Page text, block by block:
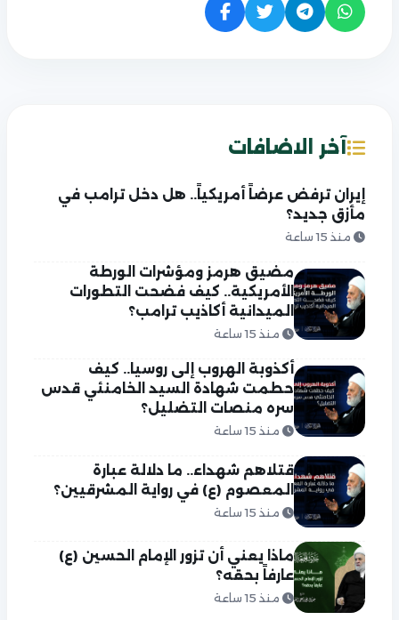
آخر الاضافات
إيران ترفض عرضاً أمريكياً.. هل دخل ترامب في
مأزق جديد؟
منذ 15 ساعة
مضيق هرمز ومؤشرات الورطة
الأمريكية.. كيف فضحت التطورات
الميدانية أكاذيب ترامب؟
منذ 15 ساعة
أكذوبة الهروب إلى روسيا.. كيف
حطمت شهادة السيد الخامنئي قدس
سره منصات التضليل؟
منذ 15 ساعة
قتلاهم شهداء.. ما دلالة عبارة
المعصوم (ع) في رواية المشرقيين؟
منذ 15 ساعة
ماذا يعني أن تزور الإمام الحسين (ع)
عارفاً بحقه؟
منذ 15 ساعة